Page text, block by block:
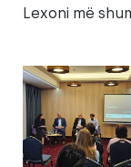
Lexoni më